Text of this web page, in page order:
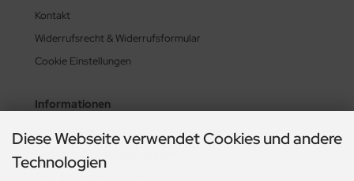
Kontakt
Widerrufsrecht & Widerrufsformular
Cookie Einstellungen
Informationen
Zahlung & Versand
Lieferzeit & Lieferbedingungen
Diese Webseite verwendet Cookies und andere
Technologien